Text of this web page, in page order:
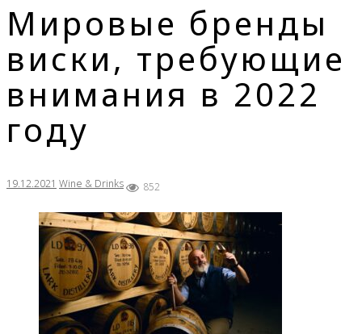
Мировые бренды
виски, требующие
внимания в 2022
году
19.12.2021 Wine & Drinks 852